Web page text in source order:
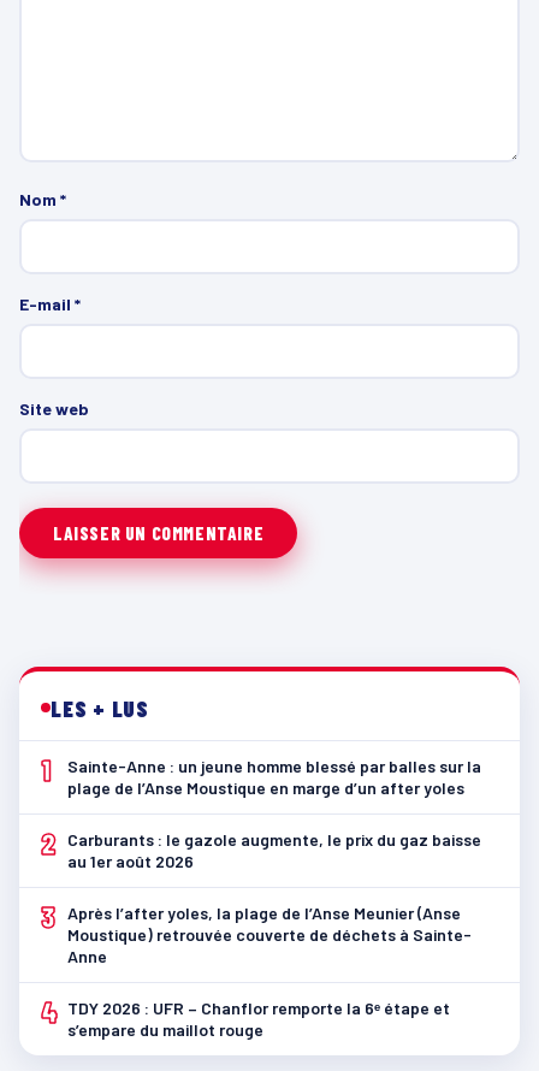
Nom *
E-mail *
Site web
LES + LUS
1
Sainte-Anne : un jeune homme blessé par balles sur la
plage de l’Anse Moustique en marge d’un after yoles
2
Carburants : le gazole augmente, le prix du gaz baisse
au 1er août 2026
3 Après l’after yoles, la plage de l’Anse Meunier (Anse
Moustique) retrouvée couverte de déchets à Sainte-
Anne
4 TDY 2026 : UFR – Chanflor remporte la 6ᵉ étape et
s’empare du maillot rouge